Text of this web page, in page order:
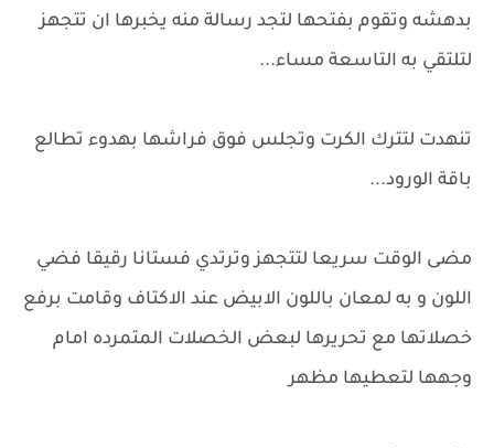
بدهشه وتقوم بفتحها لتجد رسالة منه يخبرها ان تتجهز
لتلتقي به التاسعة مساء...
تنهدت لتترك الكرت وتجلس فوق فراشها بهدوء تطالع
باقة الورود...
مضى الوقت سريعا لتتجهز وترتدي فستانا رقيقا فضي
اللون و به لمعان باللون الابيض عند الاكتاف وقامت برفع
خصلاتها مع تحريرها لبعض الخصلات المتمرده امام
وجهها لتعطيها مظهر